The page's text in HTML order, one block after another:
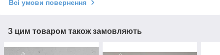
Всі умови повернення
З цим товаром також замовляють